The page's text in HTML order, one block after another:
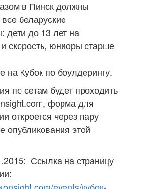
в Пинск должны
беларуские
дети до 13 лет на
и скорость, юниоры старше
на Кубок по боулдерингу.
по сетам будет проходить
форма для
откроется через пару
опубликования этой
Ссылка на страницу